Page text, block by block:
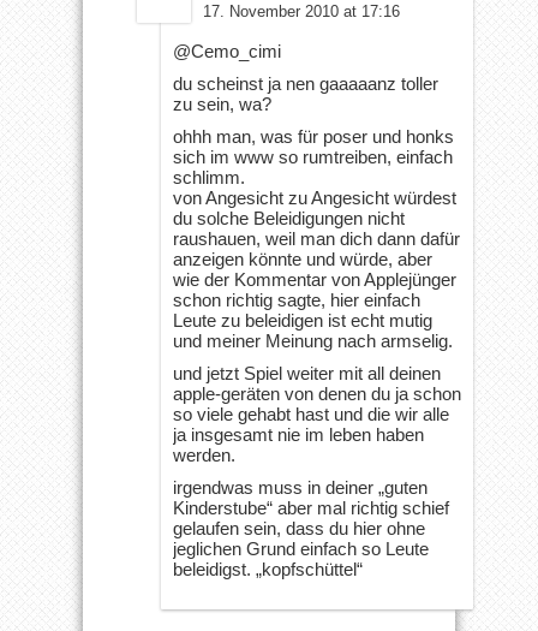
17. November 2010 at 17:16
@Cemo_cimi
du scheinst ja nen gaaaaanz toller
zu sein, wa?
ohhh man, was für poser und honks
sich im www so rumtreiben, einfach
schlimm.
von Angesicht zu Angesicht würdest
du solche Beleidigungen nicht
raushauen, weil man dich dann dafür
anzeigen könnte und würde, aber
wie der Kommentar von Applejünger
schon richtig sagte, hier einfach
Leute zu beleidigen ist echt mutig
und meiner Meinung nach armselig.
und jetzt Spiel weiter mit all deinen
apple-geräten von denen du ja schon
so viele gehabt hast und die wir alle
ja insgesamt nie im leben haben
werden.
irgendwas muss in deiner „guten
Kinderstube“ aber mal richtig schief
gelaufen sein, dass du hier ohne
jeglichen Grund einfach so Leute
beleidigst. „kopfschüttel“